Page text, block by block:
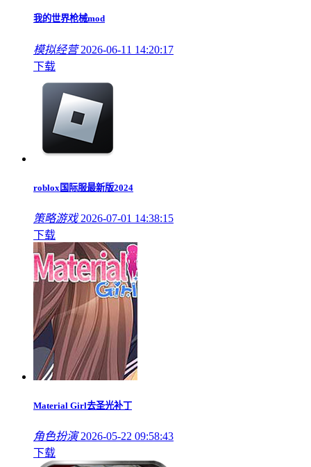
我的世界枪械mod
模拟经营 2026-06-11 14:20:17
下载
roblox国际服最新版2024
策略游戏 2026-07-01 14:38:15
下载
Material Girl去圣光补丁
角色扮演 2026-05-22 09:58:43
下载